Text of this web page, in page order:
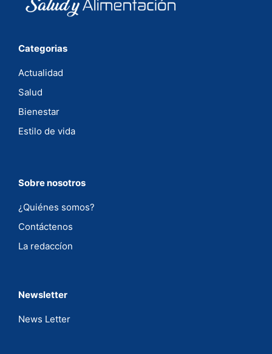
Categorias
Actualidad
Salud
Bienestar
Estilo de vida
Sobre nosotros
¿Quiénes somos?
Contáctenos
La redaccíon
Newsletter
News Letter